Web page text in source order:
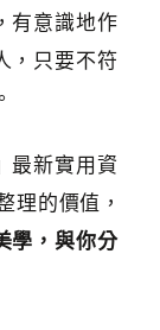
有意識地作
，只要不符
最新實用資
理的價值，
學，與你分